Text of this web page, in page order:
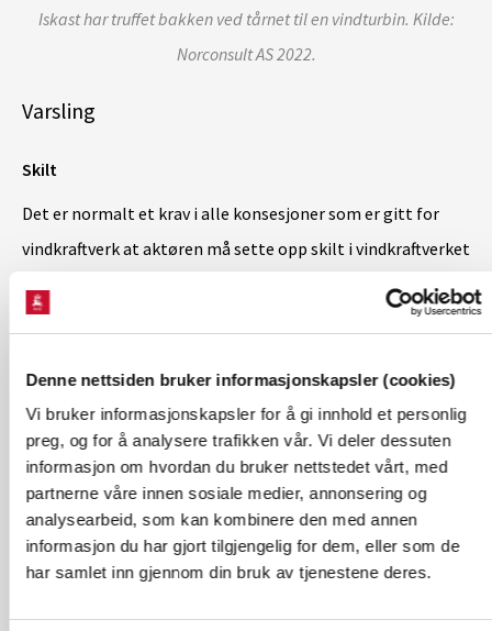
Denne nettsiden bruker informasjonskapsler (cookies)
Vi bruker informasjonskapsler for å gi innhold et personlig
preg, og for å analysere trafikken vår. Vi deler dessuten
informasjon om hvordan du bruker nettstedet vårt, med
partnerne våre innen sosiale medier, annonsering og
analysearbeid, som kan kombinere den med annen
informasjon du har gjort tilgjengelig for dem, eller som de
har samlet inn gjennom din bruk av tjenestene deres.
Iskast har truffet bakken ved tårnet til en vindturbin. Kilde:
Norconsult AS 2022.
Varsling
Skilt
Det er normalt et krav i alle konsesjoner som er gitt for
vindkraftverk at aktøren må sette opp skilt i vindkraftverket
som varsler om faren for iskast. Skilt som plasseres ved
veier, turstier og skiløyper kan informere de som ferdes i
ikke oppholder seg nær vindturbiner når det er fare for
iskast.
For at skilt skal bidra til å redusere risikoen for skader er
det viktig at faren blir forstått og skiltene respektert.
Budskapet bør formidles på en enkel og forståelig måte og